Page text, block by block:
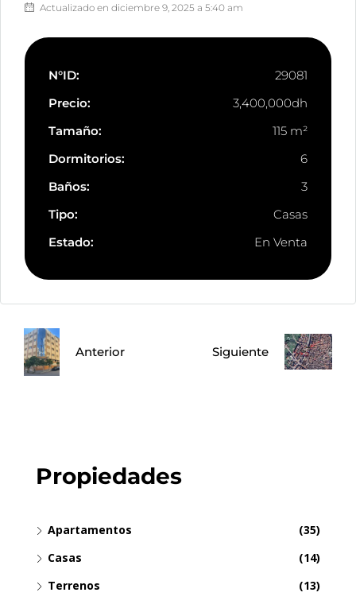
Actualizado en diciembre 9, 2025 a 5:40 am
N°ID:
29081
Precio:
3,400,000dh
Tamaño:
115 m²
Dormitorios:
6
Baños:
3
Tipo:
Casas
Estado:
En Venta
Anterior Siguiente
Propiedades
Apartamentos
(35)
Casas
(14)
Terrenos
(13)